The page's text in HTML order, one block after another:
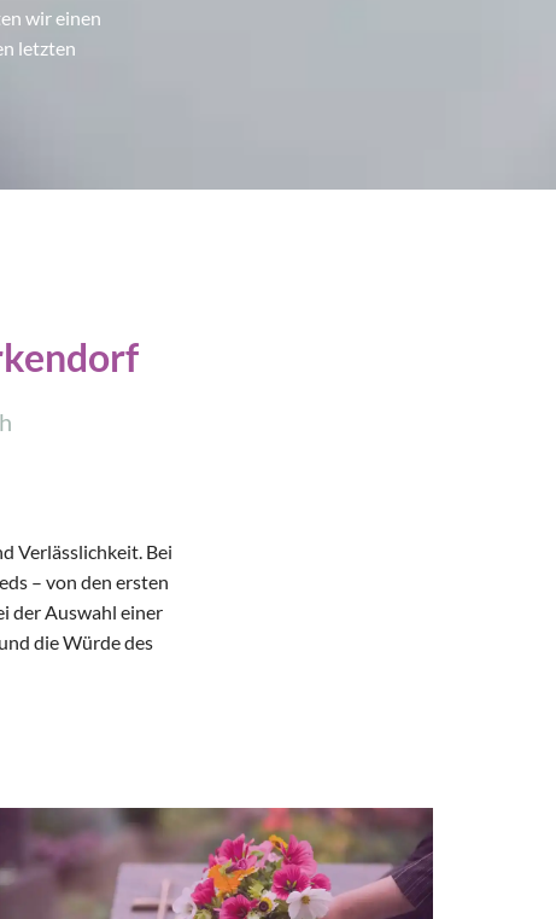
wir einen
letzten
Verlässlichkeit. Bei
– von den ersten
der Auswahl einer
die Würde des